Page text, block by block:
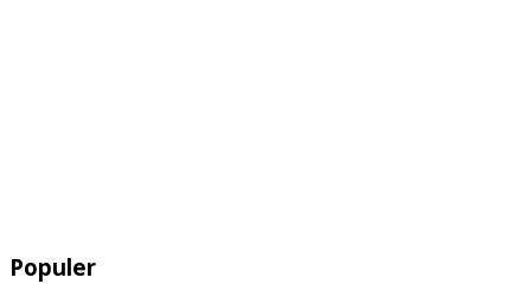
Populer